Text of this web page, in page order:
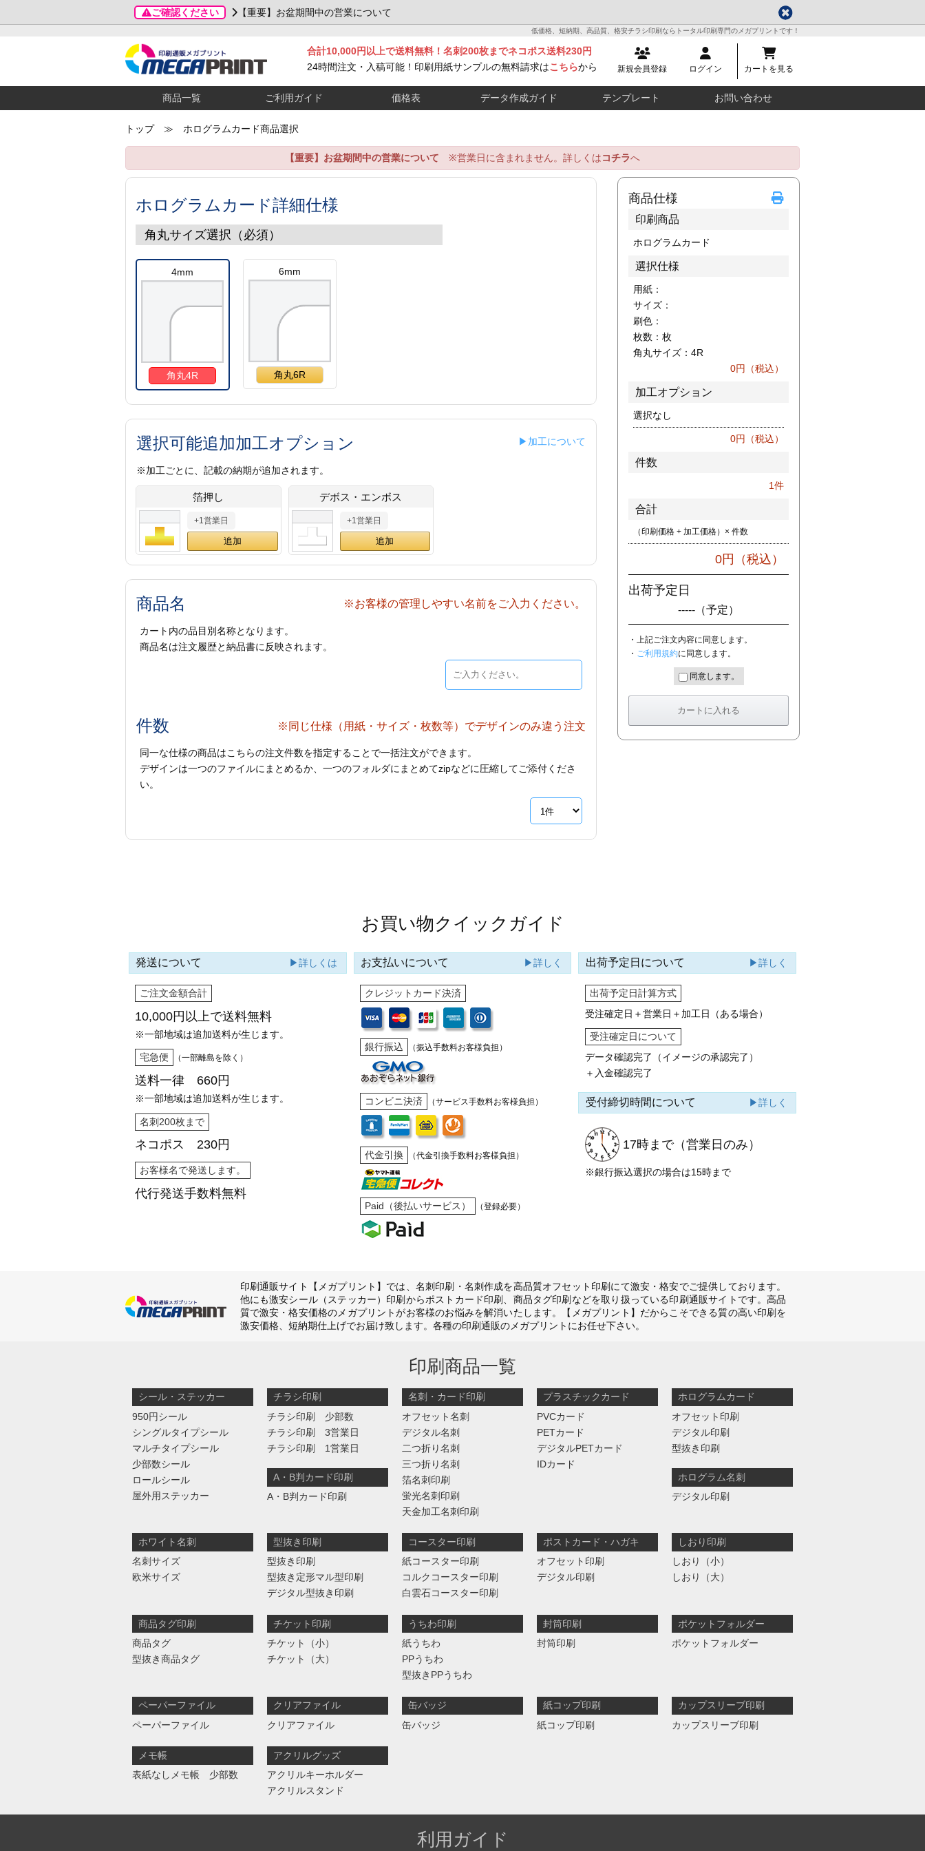
ご確認ください 【重要】お盆期間中の営業について
低価格、短納期、高品質、格安チラシ印刷ならトータル印刷専門のメガプリントです！
新規会員登録 ログイン カートを見る
合計10,000円以上で送料無料！名刺200枚までネコポス送料230円
24時間注文・入稿可能！印刷用紙サンプルの無料請求はこちらから
商品一覧 ご利用ガイド 価格表 データ作成ガイド テンプレート お問い合わせ
トップ≫ ホログラムカード商品選択
【重要】お盆期間中の営業について ※営業日に含まれません。詳しくはコチラへ
ホログラムカード詳細仕様
角丸サイズ選択（必須）
4mm
角丸4R
6mm
角丸6R
選択可能追加加工オプション ▶加工について
※加工ごとに、記載の納期が追加されます。
箔押し
+1営業日
デボス・エンボス
+1営業日
商品名 ※お客様の管理しやすい名前をご入力ください。
カート内の品目別名称となります。
商品名は注文履歴と納品書に反映されます。
件数 ※同じ仕様（用紙・サイズ・枚数等）でデザインのみ違う注文
同一な仕様の商品はこちらの注文件数を指定することで一括注文ができます。
デザインは一つのファイルにまとめるか、一つのフォルダにまとめてzipなどに圧縮してご添付くださ
い。
商品仕様
印刷商品
ホログラムカード
選択仕様
用紙：
サイズ：
刷色：
枚数： 枚
角丸サイズ： 4R
0円（税込）
加工オプション
選択なし
0円（税込）
件数
1件
合計
（印刷価格 + 加工価格）× 件数
0円（税込）
出荷予定日
----- （予定）
・上記ご注文内容に同意します。
・ ご利用規約に同意します。
同意します。
お買い物クイックガイド
発送について ▶詳しくは
ご注文金額合計
10,000円以上で送料無料
※一部地域は追加送料が生じます。
宅急便 （一部離島を除く）
送料一律 660円
※一部地域は追加送料が生じます。
名刺200枚まで
ネコポス 230円
お客様名で発送します。
代行発送手数料無料
お支払いについて ▶詳しく
クレジットカード決済
銀行振込 （振込手数料お客様負担）
コンビニ決済 （サービス手数料お客様負担）
代金引換 （代金引換手数料お客様負担）
Paid（後払いサービス） （登録必要）
出荷予定日について ▶詳しく
出荷予定日計算方式
受注確定日＋営業日＋加工日（ある場合）
受注確定日について
データ確認完了（イメージの承認完了）
＋入金確認完了
受付締切時間について ▶詳しく
17時まで（営業日のみ）
※銀行振込選択の場合は15時まで
印刷通販サイト【メガプリント】では、名刺印刷・名刺作成を高品質オフセット印刷にて激安・格安でご提供しております。
他にも激安シール（ステッカー）印刷からポストカード印刷、商品タグ印刷などを取り扱っている印刷通販サイトです。高品
質で激安・格安価格のメガプリントがお客様のお悩みを解消いたします。【メガプリント】だからこそできる質の高い印刷を
激安価格、短納期仕上げでお届け致します。各種の印刷通販のメガプリントにお任せ下さい。
印刷商品一覧
シール・ステッカー
950円シール
シングルタイプシール
マルチタイプシール
少部数シール
ロールシール
屋外用ステッカー
チラシ印刷
チラシ印刷 少部数
チラシ印刷 3営業日
チラシ印刷 1営業日
A・B判カード印刷
A・B判カード印刷
名刺・カード印刷
オフセット名刺
デジタル名刺
二つ折り名刺
三つ折り名刺
箔名刺印刷
蛍光名刺印刷
天金加工名刺印刷
プラスチックカード
PVCカード
PETカード
デジタルPETカード
IDカード
ホログラムカード
オフセット印刷
デジタル印刷
型抜き印刷
ホログラム名刺
デジタル印刷
ホワイト名刺
名刺サイズ
欧米サイズ
型抜き印刷
型抜き印刷
型抜き定形マル型印刷
デジタル型抜き印刷
コースター印刷
紙コースター印刷
コルクコースター印刷
白雲石コースター印刷
ポストカード・ハガキ
オフセット印刷
デジタル印刷
しおり印刷
しおり（小）
しおり（大）
商品タグ印刷
商品タグ
型抜き商品タグ
チケット印刷
チケット（小）
チケット（大）
うちわ印刷
紙うちわ
PPうちわ
型抜きPPうちわ
封筒印刷
封筒印刷
ポケットフォルダー
ポケットフォルダー
ペーパーファイル
ペーパーファイル
クリアファイル
クリアファイル
缶バッジ
缶バッジ
紙コップ印刷
紙コップ印刷
カップスリーブ印刷
カップスリーブ印刷
メモ帳
表紙なしメモ帳 少部数
アクリルグッズ
アクリルキーホルダー
アクリルスタンド
利用ガイド